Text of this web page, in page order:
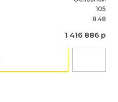
105
8.48
1 416 886 р